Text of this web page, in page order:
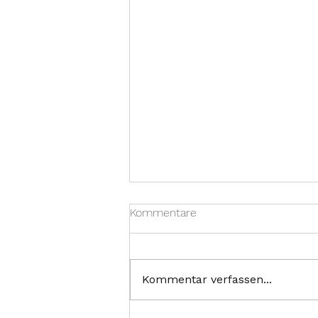
Kommentare
Kommentar verfassen...